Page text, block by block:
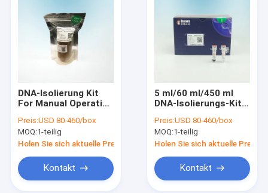
DNA-Isolierung Kit
For Manual Operation
das Pipettieren von
Arbeitsplätzen
Preis:USD 80-460/box
MOQ:1-teilig
Holen Sie sich aktuelle Preis
Kontakt
5 ml/60 ml/450 ml
DNA-Isolierungs-Kit
Gebäude
Preis:USD 80-460/box
MOQ:1-teilig
Holen Sie sich aktuelle Preis
Kontakt